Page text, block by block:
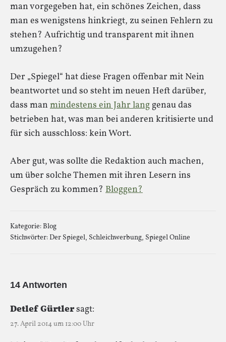
man vorgegeben hat, ein schönes Zeichen, dass
man es wenigstens hinkriegt, zu seinen Fehlern zu
stehen? Aufrichtig und transparent mit ihnen
umzugehen?
Der „Spiegel“ hat diese Fragen offenbar mit Nein
beantwortet und so steht im neuen Heft darüber,
dass man mindestens ein Jahr langgenau das
betrieben hat, was man bei anderen kritisierte und
für sich ausschloss: kein Wort.
Aber gut, was sollte die Redaktion auch machen,
um über solche Themen mit ihren Lesern ins
Gespräch zu kommen? Bloggen?
Kategorie:Blog
Stichwörter:Der Spiegel, Schleichwerbung, Spiegel Online
14 Antworten
Detlef Gürtlersagt:
27. April 2014 um 12:00 Uhr